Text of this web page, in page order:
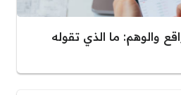
والوهم: ما الذي تقوله